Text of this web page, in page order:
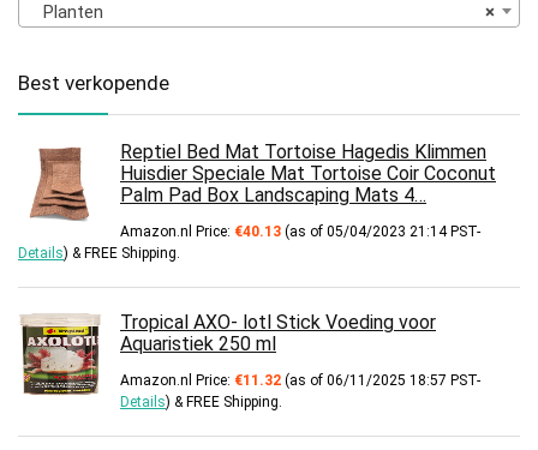
×
Planten
Best verkopende
Reptiel Bed Mat Tortoise Hagedis Klimmen
Huisdier Speciale Mat Tortoise Coir Coconut
Palm Pad Box Landscaping Mats 4…
Amazon.nl Price: €40.13 (as of 05/04/2023 21:14 PST-
Details) & FREE Shipping.
Tropical AXO- lotl Stick Voeding voor
Aquaristiek 250 ml
Amazon.nl Price: €11.32 (as of 06/11/2025 18:57 PST-
Details) & FREE Shipping.